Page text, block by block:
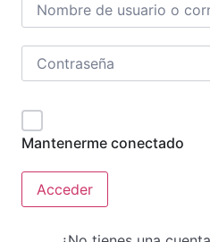
Mantenerme conectado
Acceder